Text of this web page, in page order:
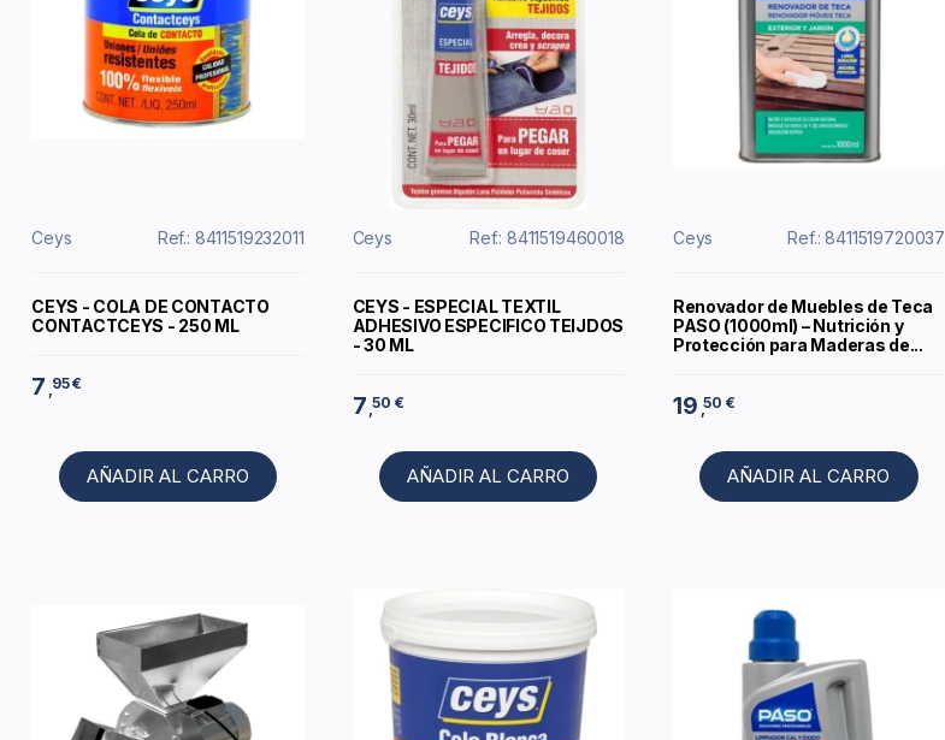
Ceys Ref.: 8411519232011
CEYS - COLA DE CONTACTO
CONTACTCEYS - 250 ML
7 95 €
AÑADIR AL CARRO
Ceys Ref.: 8411519460018
CEYS - ESPECIAL TEXTIL
ADHESIVO ESPECIFICO TEIJDOS
- 30 ML
7 ,50 €
AÑADIR AL CARRO
Ceys Ref.: 8411519720037
Renovador de Muebles de Teca
PASO (1000ml) – Nutrición y
Protección para Maderas de...
19 ,50 €
AÑADIR AL CARRO